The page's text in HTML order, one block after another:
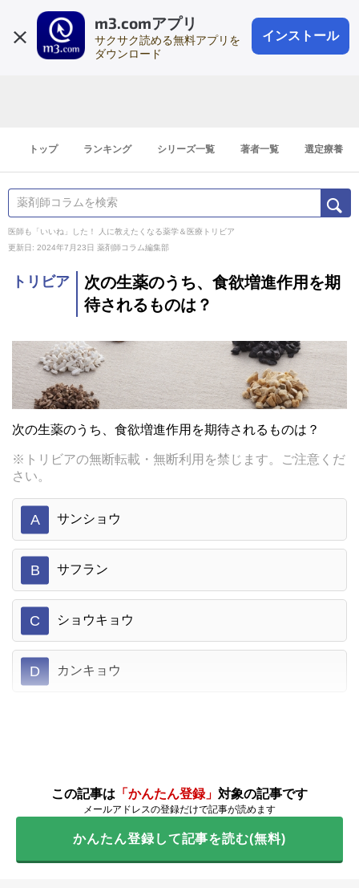
m3.comアプリ
サクサク読める無料アプリを
ダウンロード
インストール
会員登録
登録1分
トップ ランキング シリーズ一覧 著者一覧 選定療養
医師も「いいね」した！ 人に教えたくなる薬学＆医療トリビア
更新日: 2024年7月23日 薬剤師コラム編集部
トリビア
次の生薬のうち、食欲増進作用を期
待されるものは？
次の生薬のうち、食欲増進作用を期待されるものは？
※トリビアの無断転載・無断利用を禁じます。ご注意くだ
さい。
A サンショウ
B サフラン
C ショウキョウ
D カンキョウ
この記事は 「かんたん登録」 対象の記事です
メールアドレスの登録だけで記事が読めます
かんたん登録して記事を読む(無料)